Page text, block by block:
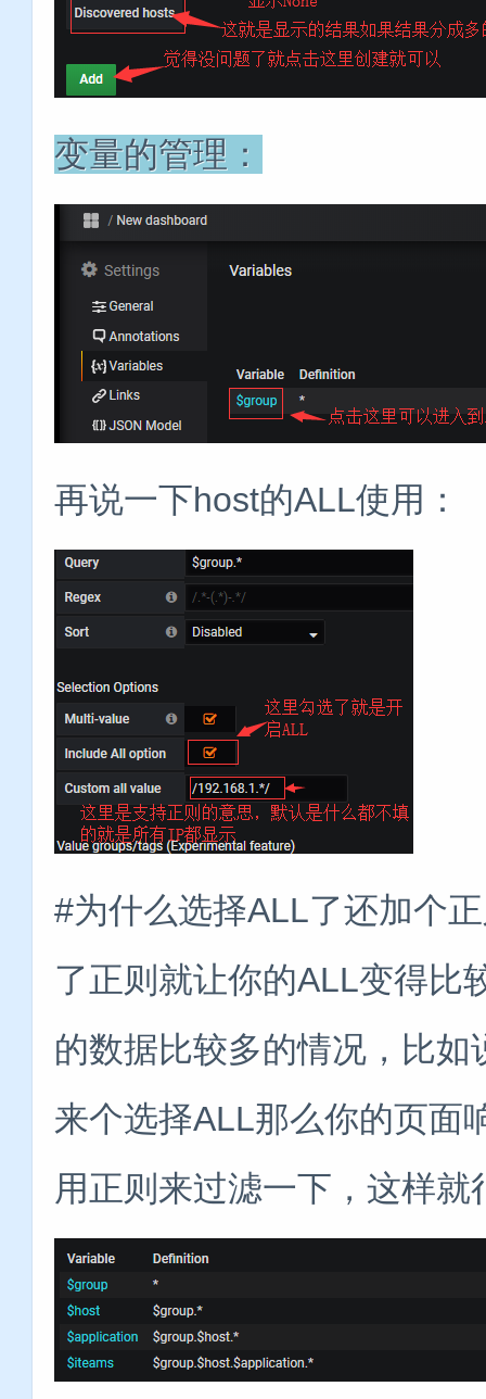
变量的管理：
再说一下host的ALL使用：
#为什么选择ALL了还加个
了正则就让你的ALL变得比
的数据比较多的情况，比
来个选择ALL那么你的页面
用正则来过滤一下，这样